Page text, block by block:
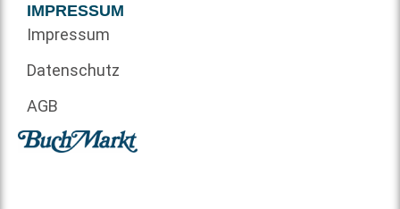
IMPRESSUM
Impressum
Datenschutz
AGB